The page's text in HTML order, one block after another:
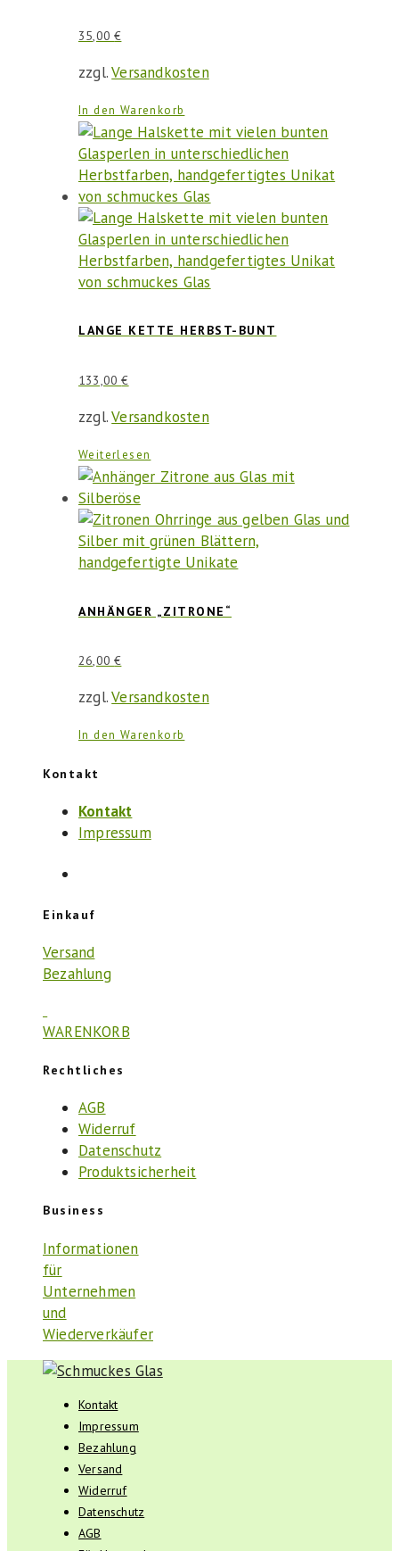
35,00€
zzgl.Versandkosten
In den Warenkorb
LANGE KETTE HERBST-BUNT
133,00€
zzgl.Versandkosten
Weiterlesen
ANHÄNGER „ZITRONE“
26,00€
zzgl.Versandkosten
In den Warenkorb
Kontakt
Kontakt
Impressum
Einkauf
Versand
Bezahlung
WARENKORB
Rechtliches
AGB
Widerruf
Datenschutz
Produktsicherheit
Business
Informationen
für
Unternehmen
und
Wiederverkäufer
Kontakt
Impressum
Bezahlung
Versand
Widerruf
Datenschutz
AGB